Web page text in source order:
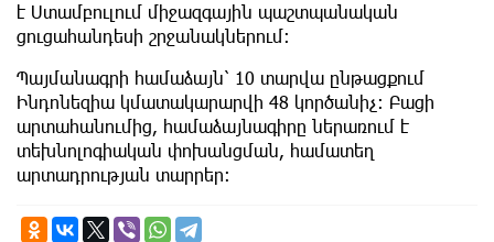
է Ստամբուլում միջազգային պաշտպանական
ցուցահանդեսի շրջանակներում:
Պայմանագրի համաձայն՝ 10 տարվա ընթացքում
Ինդոնեզիա կմատակարարվի 48 կործանիչ։ Բացի
արտահանումից, համաձայնագիրը ներառում է
տեխնոլոգիական փոխանցման, համատեղ
արտադրության տարրեր: